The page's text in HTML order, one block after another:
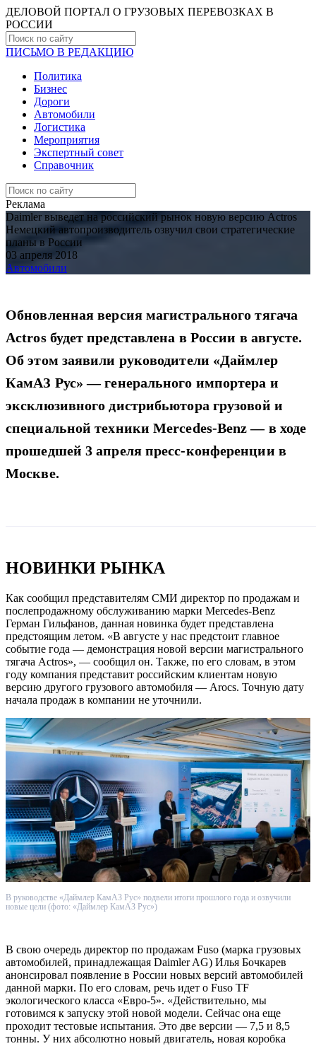
ДЕЛОВОЙ ПОРТАЛ О ГРУЗОВЫХ ПЕРЕВОЗКАХ В
РОCСИИ
ПИСЬМО В РЕДАКЦИЮ
Политика
Бизнес
Дороги
Автомобили
Логистика
Мероприятия
Экспертный совет
Справочник
Реклама
Daimler выведет на российский рынок новую версию Actros
Немецкий автопроизводитель озвучил свои стратегические
планы в России
03 апреля 2018
Автомобили
Обновленная версия магистрального тягача
Actros будет представлена в России в августе.
Об этом заявили руководители «Даймлер
КамАЗ Рус» — генерального импортера и
эксклюзивного дистрибьютора грузовой и
специальной техники Mercedes-Benz — в ходе
прошедшей 3 апреля пресс-конференции в
Москве.
НОВИНКИ РЫНКА
Как сообщил представителям СМИ директор по продажам и
послепродажному обслуживанию марки Mercedes-Benz
Герман Гильфанов, данная новинка будет представлена
предстоящим летом. «В августе у нас предстоит главное
событие года — демонстрация новой версии магистрального
тягача Actros», — сообщил он. Также, по его словам, в этом
году компания представит российским клиентам новую
версию другого грузового автомобиля — Arocs. Точную дату
начала продаж в компании не уточнили.
В руководстве «Даймлер КамАЗ Рус» подвели итоги прошлого года и озвучили
новые цели (фото: «Даймлер КамАЗ Рус»)
В свою очередь директор по продажам Fuso (марка грузовых
автомобилей, принадлежащая Daimler AG) Илья Бочкарев
анонсировал появление в России новых версий автомобилей
данной марки. По его словам, речь идет о Fuso TF
экологического класса «Евро-5». «Действительно, мы
готовимся к запуску этой новой модели. Сейчас она еще
проходит тестовые испытания. Это две версии — 7,5 и 8,5
тонны. У них абсолютно новый двигатель, новая коробка